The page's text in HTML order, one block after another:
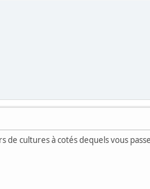
de cultures à cotés dequels vous